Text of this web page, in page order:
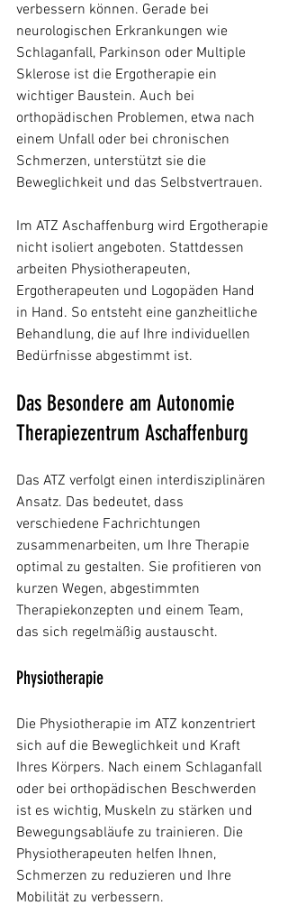
verbessern können. Gerade bei
neurologischen Erkrankungen wie
Schlaganfall, Parkinson oder Multiple
Sklerose ist die Ergotherapie ein
wichtiger Baustein. Auch bei
orthopädischen Problemen, etwa nach
einem Unfall oder bei chronischen
Schmerzen, unterstützt sie die
Beweglichkeit und das Selbstvertrauen.
Im ATZ Aschaffenburg wird Ergotherapie
nicht isoliert angeboten. Stattdessen
arbeiten Physiotherapeuten,
Ergotherapeuten und Logopäden Hand
in Hand. So entsteht eine ganzheitliche
Behandlung, die auf Ihre individuellen
Bedürfnisse abgestimmt ist.
Das Besondere am Autonomie
Therapiezentrum Aschaffenburg
Das ATZ verfolgt einen interdisziplinären
Ansatz. Das bedeutet, dass
verschiedene Fachrichtungen
zusammenarbeiten, um Ihre Therapie
optimal zu gestalten. Sie profitieren von
kurzen Wegen, abgestimmten
Therapiekonzepten und einem Team,
das sich regelmäßig austauscht.
Physiotherapie
Die Physiotherapie im ATZ konzentriert
sich auf die Beweglichkeit und Kraft
Ihres Körpers. Nach einem Schlaganfall
oder bei orthopädischen Beschwerden
ist es wichtig, Muskeln zu stärken und
Bewegungsabläufe zu trainieren. Die
Physiotherapeuten helfen Ihnen,
Schmerzen zu reduzieren und Ihre
Mobilität zu verbessern.